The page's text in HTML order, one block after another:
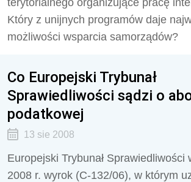
terytorialnego organizujące pracę
Który z unijnych programów daje
możliwości wsparcia samorządów?
Co Europejski Trybunał
Sprawiedliwości sądzi o
podatkowej
13 sie 2008
Europejski Trybunał Sprawiedliwości
2008 r. wyrok (C-132/06), w którym